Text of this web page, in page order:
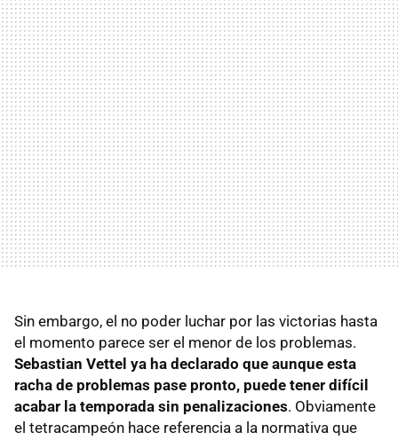
Sin embargo, el no poder luchar por las victorias hasta
el momento parece ser el menor de los problemas.
Sebastian Vettel ya ha declarado que aunque esta
racha de problemas pase pronto, puede tener difícil
acabar la temporada sin penalizaciones. Obviamente
el tetracampeón hace referencia a la normativa que